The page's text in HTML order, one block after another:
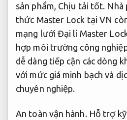
sản phẩm, Chịu tải tốt. Nhà
thức Master Lock tại VN
mạng lưới Đại lí Master
hợp môi trường công
dễ dàng tiếp cận các dòng
với mức giá minh bạch và
chuyên nghiệp.
An toàn vận hành. Hỗ trợ